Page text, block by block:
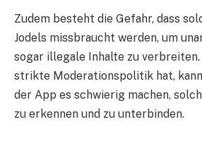
Zudem besteht die Gefahr, dass
Jodels missbraucht werden, um
sogar illegale Inhalte zu verbreiten.
strikte Moderationspolitik hat,
der App es schwierig machen,
zu erkennen und zu unterbinden.